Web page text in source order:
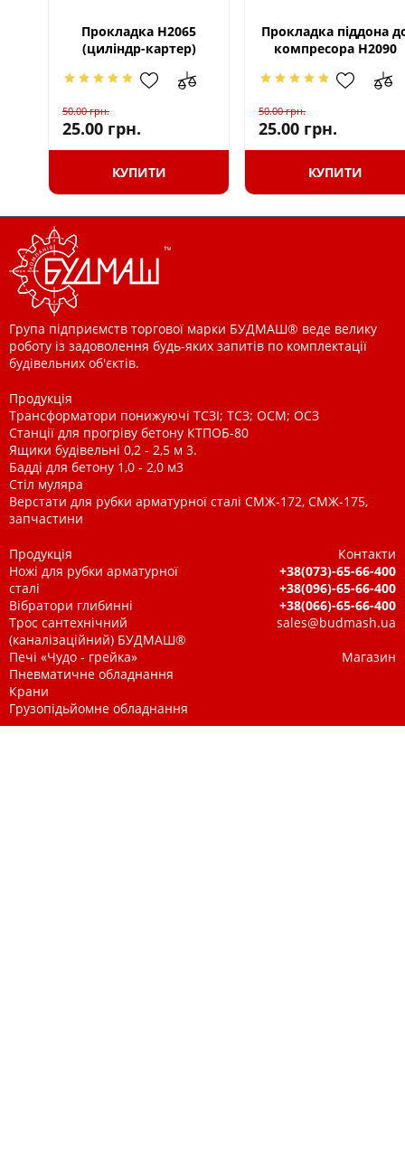
Прокладка H2065
(циліндр-картер)
50.00грн.
25.00 грн.
КУПИТИ
Прокладка піддона
компресора H2090
50.00грн.
25.00 грн.
КУПИТИ
Група підприємств торгової марки БУДМАШ® веде велику
роботу із задоволення будь-яких запитів по комплектації
будівельних об'єктів.
Продукція
Трансформатори понижуючі ТСЗІ; ТСЗ; ОСМ; ОСЗ
Станції для прогріву бетону КТПОБ-80
Ящики будівельні 0,2 - 2,5 м 3.
Бадді для бетону 1,0 - 2,0 м3
Стіл муляра
Верстати для рубки арматурної сталі СМЖ-172, СМЖ-175,
запчастини
Продукція
Ножі для рубки арматурної
сталі
Вібратори глибинні
Трос сантехнічний
(каналізаційний) БУДМАШ®
Печі «Чудо - грейка»
Пневматичне обладнання
Крани
Грузопідьйомне обладнання
Контакти
+38(073)-65-66-400
+38(096)-65-66-400
+38(066)-65-66-400
sales@budmash.ua
Магазин